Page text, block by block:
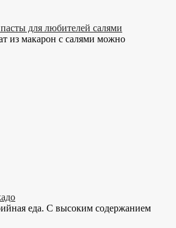
для любителей салями
из макарон с салями можно
еда. С высоким содержанием